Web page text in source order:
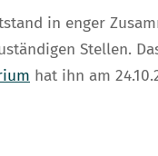
in enger
Stellen.
hat ihn am